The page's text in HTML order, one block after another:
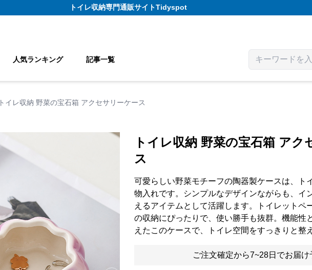
トイレ収納専門通販サイトTidyspot
人気ランキング 記事一覧
トイレ収納 野菜の宝石箱 アクセサリーケース
トイレ収納 野菜の宝石箱 アク
ス
可愛らしい野菜モチーフの陶器製ケースは、ト
物入れです。シンプルなデザインながらも、イ
えるアイテムとして活躍します。トイレットペ
の収納にぴったりで、使い勝手も抜群。機能性
えたこのケースで、トイレ空間をすっきりと整
ご注文確定から7~28日でお届け